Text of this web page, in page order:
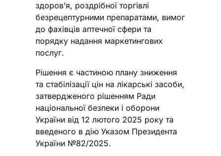
здоров’я, роздрібної торгівлі
безрецептурними препаратами, вимог
до фахівців аптечної сфери та
порядку надання маркетингових
послуг.
Рішення є частиною плану зниження
та стабілізації цін на лікарські засоби,
затвердженого рішенням Ради
національної безпеки і оборони
України від 12 лютого 2025 року та
введеного в дію Указом Президента
України №82/2025.